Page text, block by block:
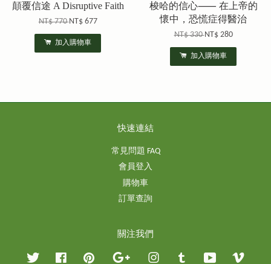
顛覆信途 A Disruptive Faith
NT$ 770NT$ 677
加入購物車
梭哈的信心⸺ 在上帝的
懷中，恐慌症得醫治
NT$ 330NT$ 280
加入購物車
快速連結
常見問題 FAQ
會員登入
購物車
訂單查詢
關注我們
Twitter Facebook Pinterest Google InstagramTumblr YouTube